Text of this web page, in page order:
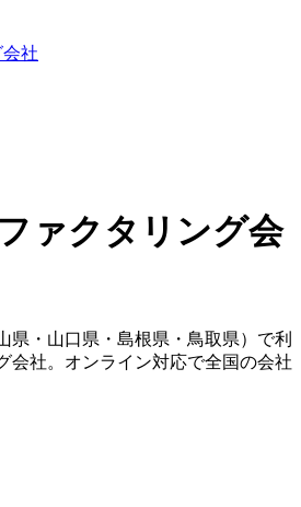
社
ァクタリング会
県・山口県・島根県・鳥取県）で利
会社。オンライン対応で全国の会社